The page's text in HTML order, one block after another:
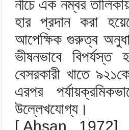
নীচে এক নম্বর
হার প্রদান করা
আপেক্ষিক গুরুত্ব
ভীষনভাবে
বেসরকারী খাতে
এরপর
উল্লেখযোগ্য।
[ Ahsan , 1972]